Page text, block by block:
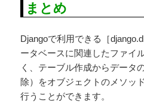
まとめ
Djangoで利用できる［
ータベースに関連したファイ
く、テーブル作成からデータ
除）をオブジェクトのメソッ
行うことができます。